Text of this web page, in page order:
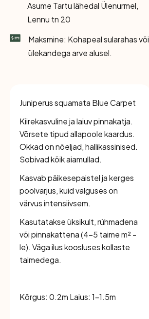
Asume Tartu lähedal Ülenurmel,
Lennu tn 20
Maksmine: Kohapeal sularahas või
ülekandega arve alusel.
Juniperus squamata Blue Carpet
Kiirekasvuline ja laiuv pinnakatja.
Võrsete tipud allapoole kaardus.
Okkad on nõeljad, hallikassinised.
Sobivad kõik aiamullad.
Kasvab päikesepaistel ja kerges
poolvarjus, kuid valguses on
värvus intensiivsem.
Kasutatakse üksikult, rühmadena
või pinnakattena (4–5 taime m² -
le). Väga ilus koosluses kollaste
taimedega.
Kõrgus: 0.2m Laius: 1-1.5m